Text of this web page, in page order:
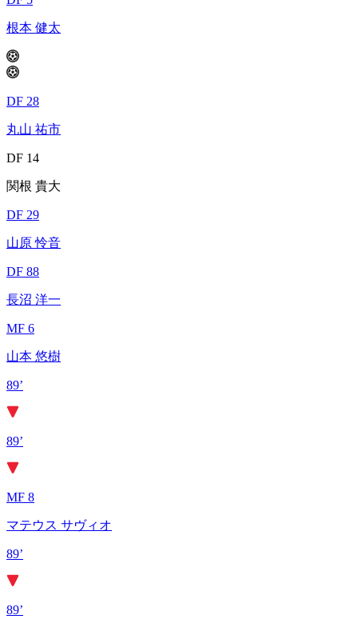
根本 健太
DF 28
丸山 祐市
DF 14
関根 貴大
DF 29
山原 怜音
DF 88
長沼 洋一
MF 6
山本 悠樹
89’
89’
MF 8
マテウス サヴィオ
89’
89’